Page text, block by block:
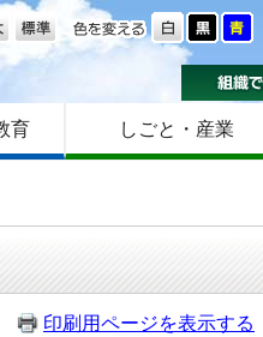
色を変える
大きさ
育 しごと・産業
印刷用ページを表示する